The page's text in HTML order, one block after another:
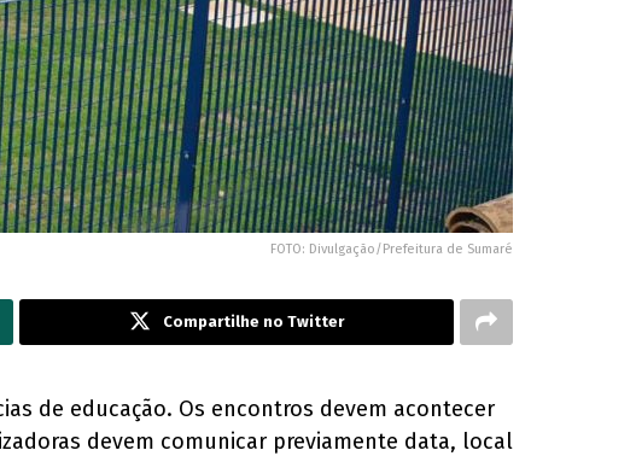
FOTO: Divulgação/Prefeitura de Sumaré
Compartilhe no Twitter
de educação. Os encontros devem acontecer
devem comunicar previamente data, local